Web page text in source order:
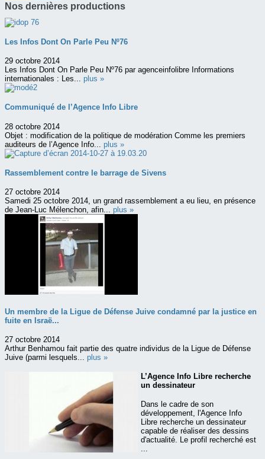
Nos dernières productions
Les Infos Dont On Parle Peu Nº76
29 octobre 2014
Les Infos Dont On Parle Peu Nº76 par agenceinfolibre Informations
internationales : Les... plus »
Communiqué de l’Agence Info Libre
28 octobre 2014
Objet : modification de la politique de modération Comme les premiers
auditeurs de l’Agence Info... plus »
Rassemblement contre le barrage de Sivens
27 octobre 2014
Samedi 25 octobre 2014, un grand rassemblement a eu lieu, en présence
de Jean-Luc Mélenchon, afin... plus »
Un membre de la Ligue de Défense Juive condamné par la justice en
fuite en Israë...
27 octobre 2014
Arthur Benhamou fait partie des quatre individus de la Ligue de Défense
Juive (parmi lesquels... plus »
L’Agence Info Libre recherche
un dessinateur
Dans le cadre de son
développement, l'Agence Info
Libre recherche un dessinateur
capable de réaliser des dessins
d'actualité. Le profil recherché est
...